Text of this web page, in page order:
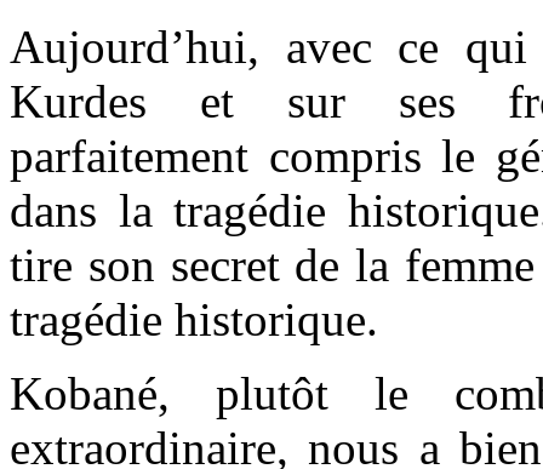
Aujourd’hui, avec ce
Kurdes et sur ses
parfaitement compris le
dans la tragédie
tire son secret de la
tragédie historique.
Kobané, plutôt le
extraordinaire, nous a